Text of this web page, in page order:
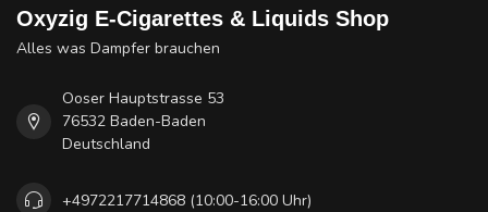
Oxyzig E-Cigarettes & Liquids Shop
Alles was Dampfer brauchen
Ooser Hauptstrasse 53
76532 Baden-Baden
Deutschland
+4972217714868 (10:00-16:00 Uhr)